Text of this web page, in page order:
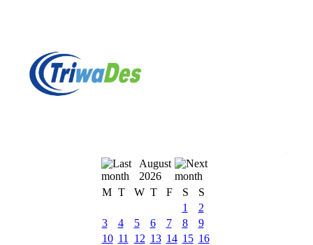
August
2026
M T W T F S
S
1
2
3
4 5 6 7 8
9
10 11 12 13 14 15 16